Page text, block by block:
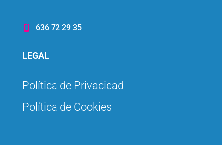
 636 72 29 35
LEGAL
Política de Privacidad
Política de Cookies